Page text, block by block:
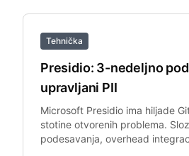
Tehnička
Presidio: 3-nedeljno
upravljani PII
Microsoft Presidio ima hiljade
stotine otvorenih problema.
podesavanja, overhead